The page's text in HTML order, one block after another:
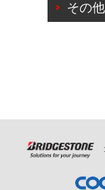
ご来店予約
の日時変更
その